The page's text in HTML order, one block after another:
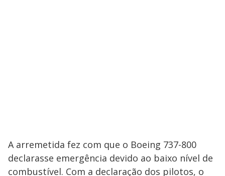
A arremetida fez com que o Boeing 737-800
declarasse emergência devido ao baixo nível de
combustível. Com a declaração dos pilotos, o